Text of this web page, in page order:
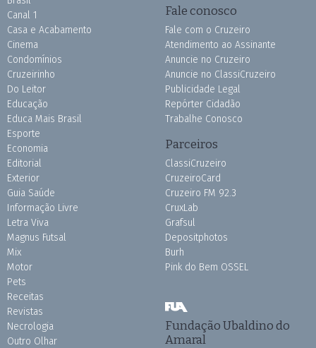
Canal 1
Casa e Acabamento
Cinema
Condomínios
Cruzeirinho
Do Leitor
Educação
Educa Mais Brasil
Esporte
Economia
Editorial
Exterior
Guia Saúde
Informação Livre
Letra Viva
Magnus Futsal
Mix
Motor
Pets
Receitas
Revistas
Necrologia
Outro Olhar
Fale conosco
Fale com o Cruzeiro
Atendimento ao Assinante
Anuncie no Cruzeiro
Anuncie no ClassiCruzeiro
Publicidade Legal
Repórter Cidadão
Trabalhe Conosco
Parceiros
ClassiCruzeiro
CruzeiroCard
Cruzeiro FM 92.3
CruxLab
Grafsul
Depositphotos
Burh
Pink do Bem OSSEL
Fundação Ubaldino do
Amaral